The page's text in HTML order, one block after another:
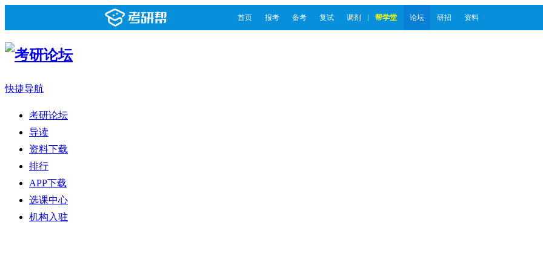
首页 报考 备考 复试 调剂 帮学堂 论坛 研招 资料
快捷导航
考研论坛
导读
资料下载
排行
APP下载
选课中心
机构入驻